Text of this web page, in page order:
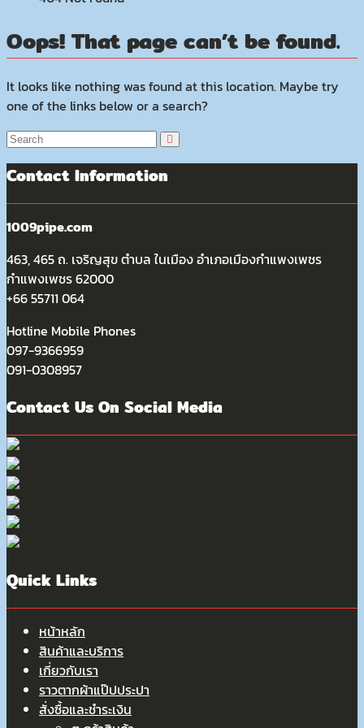
Oops! That page can’t be found.
It looks like nothing was found at this location. Maybe try
one of the links below or a search?
Contact Information
1009pipe.com
463, 465 ถ. เจริญสุข ตำบล ในเมือง อำเภอเมืองกำแพงเพชร
กำแพงเพชร 62000
+66 55711 064
Hotline Mobile Phones
097-9366959
091-0308957
Contact Us On Social Media
Quick Links
หน้าหลัก
สินค้าและบริการ
เกี่ยวกับเรา
ราวตากผ้าแป๊ปประปา
สั่งซื้อและชำระเงิน